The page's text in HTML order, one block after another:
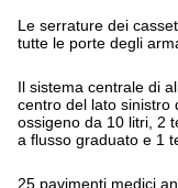
Le serrature dei
tutte le porte degli
Il sistema centrale di
centro del lato sinistro
ossigeno da 10 litri, 2
a flusso graduato e 1
25 pavimenti medici